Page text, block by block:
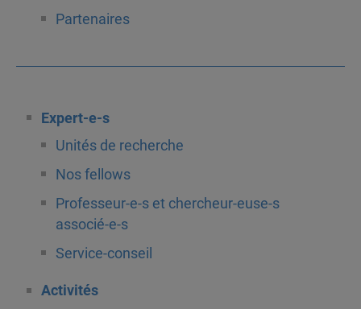
Partenaires
Expert-e-s
Unités de recherche
Nos fellows
Professeur-e-s et chercheur-euse-s
associé-e-s
Service-conseil
Activités